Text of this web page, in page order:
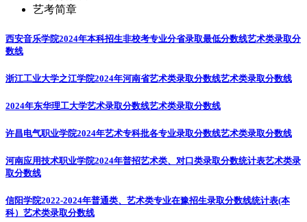
艺考简章
西安音乐学院2024年本科招生非校考专业分省录取最低分数线艺术类录取分
数线
浙江工业大学之江学院2024年河南省艺术类录取分数线艺术类录取分数线
2024年东华理工大学艺术录取分数线艺术类录取分数线
许昌电气职业学院2024年艺术专科批各专业录取分数线艺术类录取分数线
河南应用技术职业学院2024年普招艺术类、对口类录取分数统计表艺术类录
取分数线
信阳学院2022-2024年普通类、艺术类专业在豫招生录取分数线统计表(本
科） 艺术类录取分数线